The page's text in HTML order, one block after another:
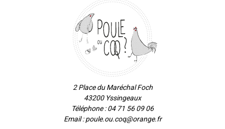
2 Place du Maréchal Foch
43200 Yssingeaux
Téléphone : 04 71 56 09 06
Email : poule.ou.coq@orange.fr